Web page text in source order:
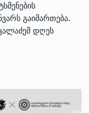
გაიმართება.
დღეს